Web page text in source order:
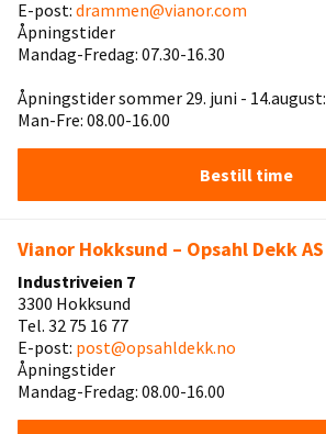
E-post: drammen@vianor.com
Åpningstider
Mandag-Fredag: 07.30-16.30
Åpningstider sommer 29. juni - 14.august:
Man-Fre: 08.00-16.00
Bestill time
Vianor Hokksund – Opsahl Dekk AS
Industriveien 7
3300 Hokksund
Tel. 32 75 16 77
E-post: post@opsahldekk.no
Åpningstider
Mandag-Fredag: 08.00-16.00